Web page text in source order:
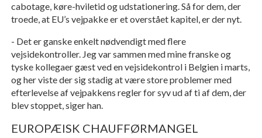
cabotage, køre-hviletid og udstationering. Så for dem, der
troede, at EU’s vejpakke er et overstået kapitel, er der nyt.
- Det er ganske enkelt nødvendigt med flere
vejsidekontroller. Jeg var sammen med mine franske og
tyske kollegaer gæst ved en vejsidekontrol i Belgien i marts,
og her viste der sig stadig at være store problemer med
efterlevelse af vejpakkens regler for syv ud af ti af dem, der
blev stoppet, siger han.
EUROPÆISK CHAUFFØRMANGEL